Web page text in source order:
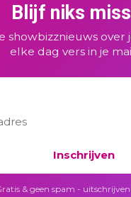
Blijf niks
showbizznieuws over
elke dag vers in je
Inschrijven
& geen spam -